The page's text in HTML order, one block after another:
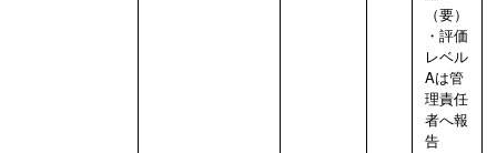
（要）
・評価
レベル
Aは管
理責任
者へ報
告